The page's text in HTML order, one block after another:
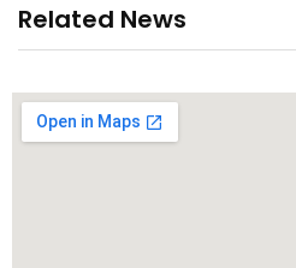
Related News